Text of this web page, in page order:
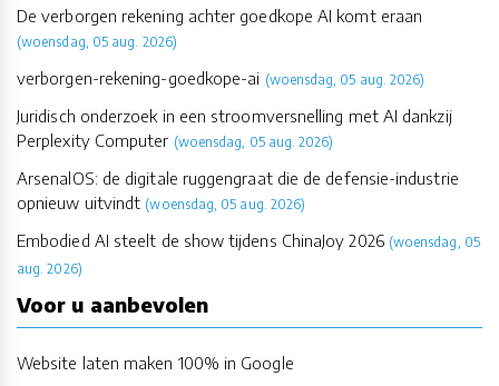
De verborgen rekening achter goedkope AI komt eraan
(woensdag, 05 aug. 2026)
verborgen-rekening-goedkope-ai (woensdag, 05 aug. 2026)
Juridisch onderzoek in een stroomversnelling met AI dankzij
Perplexity Computer (woensdag, 05 aug. 2026)
ArsenalOS: de digitale ruggengraat die de defensie-industrie
opnieuw uitvindt (woensdag, 05 aug. 2026)
Embodied AI steelt de show tijdens ChinaJoy 2026 (woensdag, 05
aug. 2026)
Voor u aanbevolen
Website laten maken 100% in Google